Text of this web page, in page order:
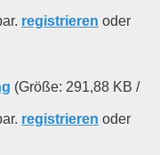
registrieren oder
(Größe: 291,88 KB /
registrieren oder